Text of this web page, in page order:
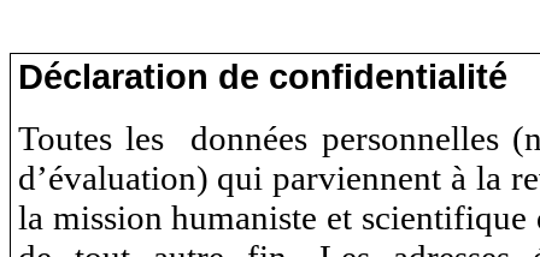
Déclaration de confidentialité
Toutes les données personnelles
d’évaluation) qui parviennent à la
la mission humaniste et